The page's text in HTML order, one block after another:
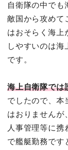
自衛隊の中でも
敵国から攻めて
はおそらく海上
しやすいのは海
です。
海上自衛隊では
でしたので、本
はおりませんが
人事管理等に携
で艦艇勤務です